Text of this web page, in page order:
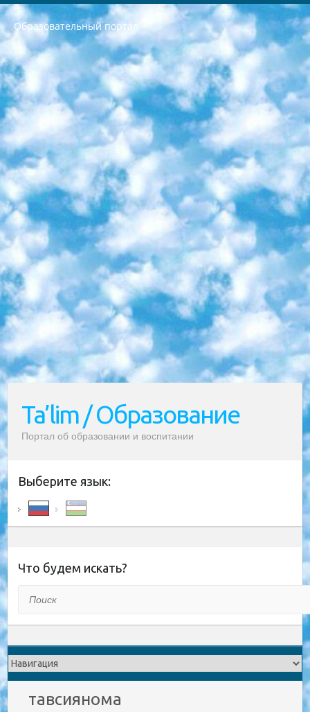
Образовательный портал
РЕСПУБЛИКА УЗБЕКИСТАН МИНИСТРЕРСТВО ДОШКОЛЬНОГО И ШКОЛЬНОГО ОБРАЗОВАНИЯ КОМАНДА в общеобразовательных учреждениях в 2023-2024 учебном году организация и проведение итоговой государственной аттестации обучающихся о Министра дошкольного и школьного образования Республики Узбекистан от 4 марта 2008 года (постановлением Минюста от 20 марта 2008 года № 1778 государственной регистрации) «Итоговое состояние учащихся общего среднего образования на основании положения об утверждении положения об аттестации общего среднего образования выпускной экзамен студентов в образовательных учреждениях в 2023-2024 учебном году В целях организации и прохождения аттестации приказываю: 1. Следующее: перечень предметов, по которым будет проводиться итоговая государственная аттестация и экзамен формы перевода согласно приложению 1; сертификаты международного образца, оценивающие уровень владения иностранными языками перечень согласно приложению 2; 2. Педагогический при специализированных образовательных учреждениях. научно-практический центр квалификации и международной оценки (Д.Давидова) 2024 г. До 25 марта: задания по предметам, по которым будет проводиться итоговая аттестация разработка и утверждение технических условий; итоговая аттестация на основании разработанного предметного задания разработка вопросов по предметам (устно и письменно), экзамен передача; общеобразовательные средние школы и специальные учебные заведения учащиеся выпускных классов школ и интернатов в агентской системе подготовка базы данных экзаменационных материалов и критериев оценки; перевод базы экзаменационных материалов на все языки обучения подать в Республиканский образовательный центр для изготовления; варианты экзаменов на основе разработанных контрольных материалов пусть будут поставлены задачи формирования. 3. Республиканский образовательный центр (Ш.Худайкулов) до 5 апреля 2024 года. до: база данных предоставленных экзаменационных материалов на все языки обучения перевод и экспертиза; для слепых, слабовидящих, глухих, слабослышащих и умственно отсталых детей учащиеся выпускных классов специализированных школ и школ-интернатов база данных экзаменационных материалов на всех преподаваемых языках подготовка критериев оценки; специализированные школы для умственно отсталых детей и технологии для учащихся выпускных классов школ-интернатов разработка соответствующих рекомендаций и критериев проведения ЕГЭ по естествознанию давать задания. 4. Педагогический при специализированных образовательных учреждениях. Научно-практический центр навыков и международной оценки (Д.Давидова), Республика образовательный центр (Худайкулов Ш.) итоговый государственный аттестационный экзамен ориентирован на творческое и логическое мышление при подготовке базы материалов учитывать введение заданий. 5. Следует отметить, что: сертификат государственного образца о знании общеобразовательного предмета и как минимум национальный уровень B1 по предметам на иностранных языках, указанным в Приложении 2. или международно признанный сертификат эквивалентного уровня студенты, изучающие определенный предмет, освобождаются от экзамена; по соответствующим предметам запланирована итоговая государственная аттестация за день до дня, путем жеребьевки Рабочей группой (в письменной форме по предметам, проводимым в форме) из числа сформированных вариантов выбрано 2 варианта; 2 выбранных варианта экзамена анонсированы на официальном сайте министерства и все выпускники по всей стране на основе этих вариантов проводит итоговую государственную аттестацию. 6. Государственное образование учащихся средних общеобразовательных учреждений. знания в соответствии с квалификационными требованиями, которые необходимо приобрести на основании стандартов итоговый (выпускной) контроль для 9 и 11 классов в целях тестирования Экзамены (далее – экзамены) состоят из предметов, перечисленных в приложении 1. будет сделано. 7. Экзамены пройдут с 26 мая по 15 июня 2024 г. (кроме науки физического воспитания). 8. Физическая для учащихся 9 классов общесредних образовательных учреждений. Экзамены по предмету «Образование, квалификация медицина» 1-6 мая 2024 года. сотрудники перевести под присмотр (с отклонениями в физическом или умственном развитии) специализированная школа для детей, школы-интернаты и со сколиозом школы-интернаты санаторного типа для больных детей исключены). 9. Он был слепым, слабовидящим и имел нарушения опорно-двигательного аппарата. экзамены в специализированных школах и интернатах для детей должны проводиться исходя из требований, предъявляемых к общеобразовательным учреждениям (физкультура кроме науки). 10. Специализированная школа для глухих и слабослышащих детей. и экзамены в интернатах и быть реализован в виде письменного теста по математике. 11. Специальность для умственно отсталых детей. Для 9 класса Родной язык и литературное письмо Государственный язык (язык обучения – узбекский). для неклассов) написано Математическое письмо Письменная/устная история Узбекистана Физическое воспитание практично Итоговый контроль Для 11 класса Написание родного языка и литературы (эссе) Математическое письмо Узбекский язык (обучение на узбекском языке) не посещающее общее среднее образование для учреждений)/Образовательное учреждение выбор письменный и устный Иностранный язык письменный/устный Письменная/устная история Узбекистана *По выбору студента:  Химия  Физика  Основы государственного права  География 10 бесплатных образовательных ресурсов - Мы составили подборку онлайн-проектов с интерактивными упражнениями, видеолекциями и статьями. Они помогут вам обрести новые и освежить старые знания бесплатно. 1. «ИНТУИТ» Старейшая образовательная площадка Рунета. Здесь вы найдёте сотни текстовых и видеокурсов на десятки различных тем — от программирования до психологии. Многие курсы подготовлены российскими университетами и крупными международными компаниями вроде Intel и Microsoft. Самостоятельное обучение бесплатное, но желающие могут оплатить услуги персональных наставников. 2. «Смартия» знакомит с актуальными профессиями и подсказывает, как им обучаться. Выбрав заинтересовавшую вас специальность — SMM-специалист, фотограф, веб-дизайнер или другую, — увидите список необходимых для неё умений. Чтобы вы могли освоить их самостоятельно, для каждого умения площадка отображает подборку ссылок на учебные материалы. Хотя «Смартия» ориентируется на русскоязычную аудиторию, часть контента всё же доступна только на английском. 3. «Лекторий Физтеха» Проект Московского физико-технического института (Физтеха). С его помощью вы можете смотреть онлайн серии лекций, записанные на видео в этом вузе. В числе доступных предметов — физика, биология, химия, информационные технологии и другие. К некоторым лекциям администрация ресурса прилагает готовые конспекты, которые можно скачивать в PDF-формате. 4. ITMOcourses Онлайн-площадка Санкт-Петербургского национального исследовательского университета информационных технологий, механики и оптики (ИТМО). Ресурс предоставляет свободный доступ к курсам, разработанным в этом вузе. Каталог материалов разбит на четыре категории: «Оптические системы и технологии», «Приборостроение и робототехника», «Информационные технологии» и «Биотехнологии». Курсы состоят из видеолекций, интерактивных демонстраций и заданий. 5. «КиберЛенинка» Электронная научная библиотека открытого доступа. Каталог площадки регулярно обрастает текстами статей из различных научных изданий. Сгруппированные по журналам и рубрикам публикации можно читать онлайн или скачивать целиком в PDF-формате. Проект нацелен на популяризацию науки за счёт открытого доступа к качественной информации. 6. «ПостНаука» На этом ресурсе публикуют подборки видеолекций, составленные экспертами из разных отраслей и объединённые общими темами. Среди них, к примеру, есть серии «Биоинформатика и геномика», «Культура средневековой Скандинавии» и Cinema Studies о теории кино. Каждая подборка лекций — логически связанная история, рассказанная экспертом от первого лица. Кроме того, на сайте появляются научно-образовательные статьи и тесты на разные темы. 7. «Newочём» Команда проекта «Newочём» отбирает самые интересные тексты из англоязычных СМИ и переводит те из них, за которые голосуют участники сообщества «ВКонтакте». По большей части это научно-популярные статьи. Редакторы придумывают лишь заголовки, в остальном содержание переводов соответствует оригиналам. Полные тексты можно читать прямо в социальной сети. 8. InternetUrok Онлайн-база материалов по основным дисциплинам школьной программы. Информация на сайте структурирована по классам, предметам и темам (урокам). Каждый урок состоит из видеолекций и конспектов. Есть также интерактивные тренажёры и тесты для закрепления пройденного материала. Даже если вы давно окончили школу, возможность повторить программу старших классов всегда может пригодиться. 9. Edutainme Ещё один ресурс об образовании. В отличие от Newtonew, как мне кажется, Edutainme больше ориентируется на представителей индустрии: педагогов, предпринимателей, разработчиков образовательных проектов. Но и любой, кто просто стремится к саморазвитию, найдёт на сайте много полезного и интересного для себя. Например, информацию о новых курсах и образовательных сервисах. 10. Newtonew Онлайн-медиа об образовании и обучении в широком смысле. Авторы Newtonew пишут об инструментах, заведениях, тактиках и стратегиях, которые помогают учить других и получать новые знания самостоятельно. На этой площадке вы найдёте новости, обзоры, аналитические мат
Ta’lim / Образование
Портал об образовании и воспитании
Выберите язык:
Что будем искать?
тавсиянома